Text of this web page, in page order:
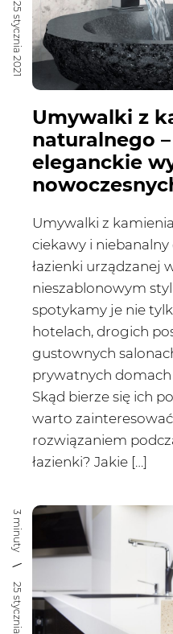
25 stycznia 2021
Umywalki z
naturalnego
eleganckie
Umywalki z
ciekawy i
łazienki urządzanej
nieszablonowym
spotykamy je nie
hotelach, drogich
gustownych
prywatnych
Skąd bierze się ich
warto
rozwiązaniem
łazienki? Jakie […]
3 minuty